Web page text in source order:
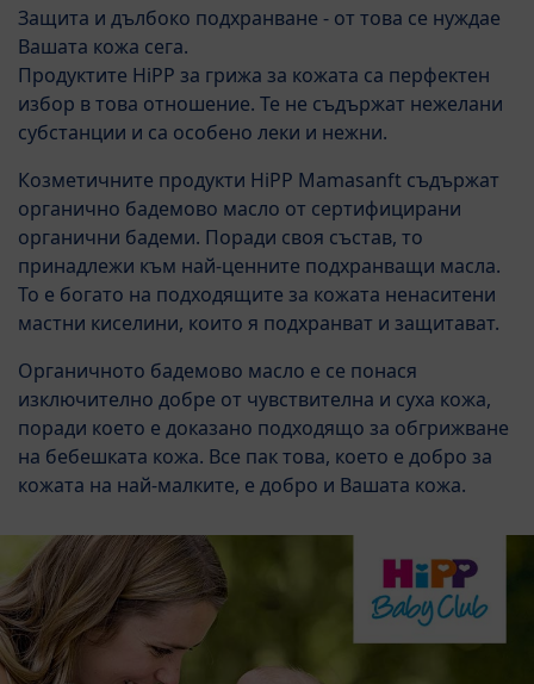
Защита и дълбоко подхранване - от това се нуждае
Вашата кожа сега.
Продуктите HiPP за грижа за кожата са перфектен
избор в това отношение. Те не съдържат нежелани
субстанции и са особено леки и нежни.
Козметичните продукти HiPP Mamasanft съдържат
органично бадемово масло от сертифицирани
органични бадеми. Поради своя състав, то
принадлежи към най-ценните подхранващи масла.
То е богато на подходящите за кожата ненаситени
мастни киселини, които я подхранват и защитават.
Органичното бадемово масло е се понася
изключително добре от чувствителна и суха кожа,
поради което е доказано подходящо за обгрижване
на бебешката кожа. Все пак това, което е добро за
кожата на най-малките, е добро и Вашата кожа.